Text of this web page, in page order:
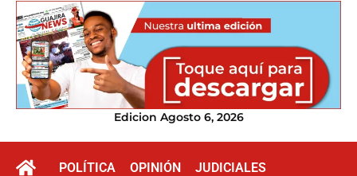
Edicion Agosto 6, 2026
POLÍTICA OPINIÓN
JUDICIALES